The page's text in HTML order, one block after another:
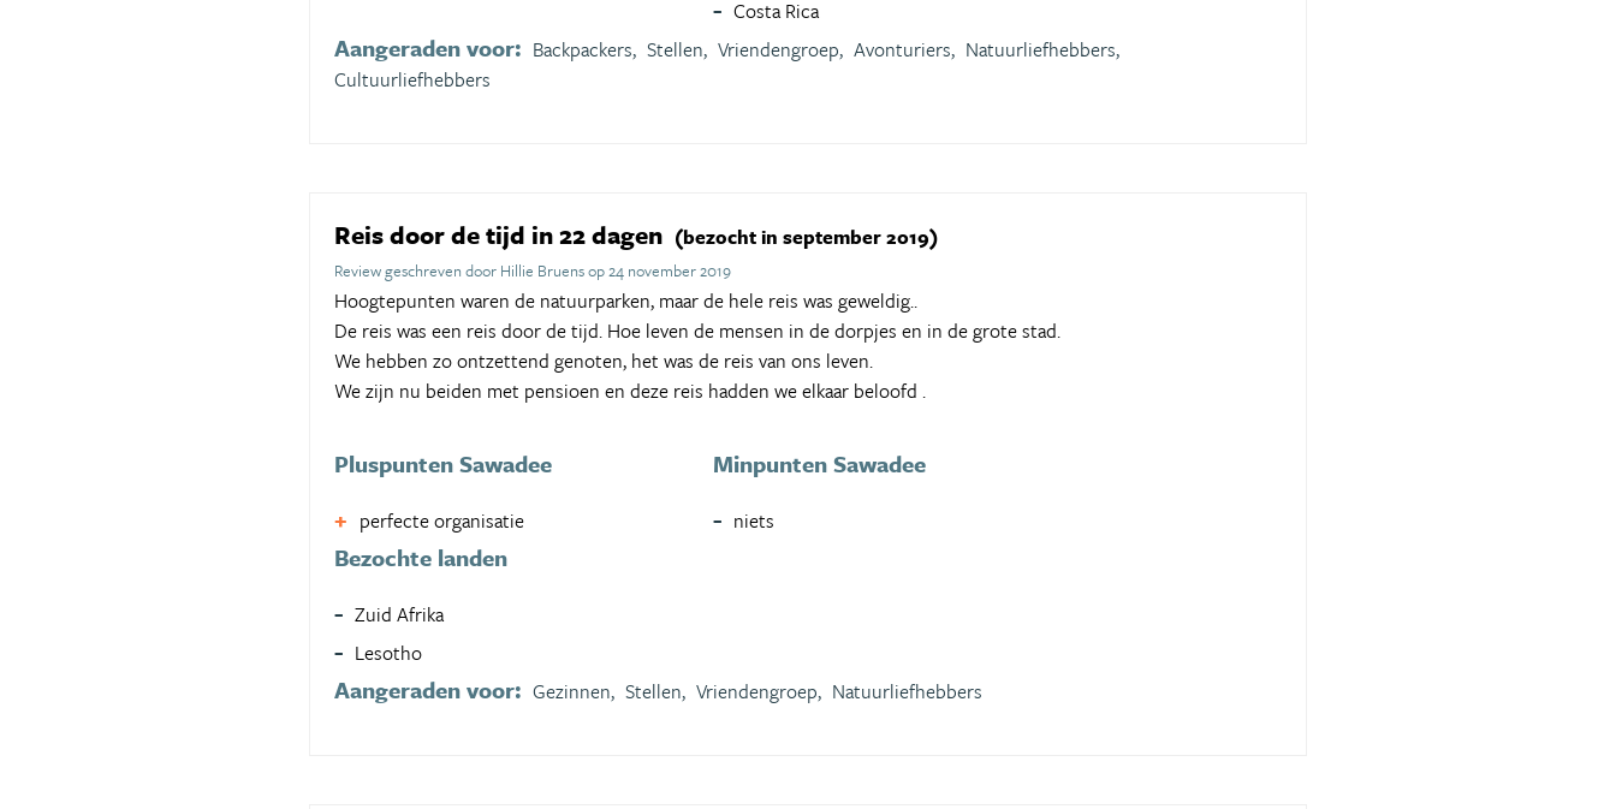
Costa Rica
Aangeraden voor: Backpackers, Stellen, Vriendengroep, Avonturiers, Natuurliefhebbers,
Cultuurliefhebbers
Reis door de tijd in 22 dagen (bezocht in september 2019)
Review geschreven door Hillie Bruens op 24 november 2019
Hoogtepunten waren de natuurparken, maar de hele reis was geweldig..
De reis was een reis door de tijd. Hoe leven de mensen in de dorpjes en in de grote stad.
We hebben zo ontzettend genoten, het was de reis van ons leven.
We zijn nu beiden met pensioen en deze reis hadden we elkaar beloofd .
Pluspunten Sawadee
perfecte organisatie
Minpunten Sawadee
niets
Bezochte landen
Zuid Afrika
Lesotho
Aangeraden voor: Gezinnen, Stellen, Vriendengroep, Natuurliefhebbers